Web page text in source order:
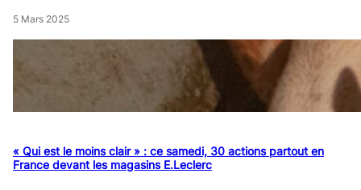
5 Mars 2025
« Qui est le moins clair » : ce samedi, 30 actions partout en
France devant les magasins E.Leclerc